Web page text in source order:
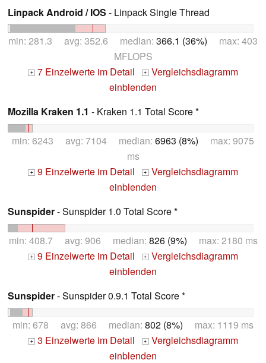
Linpack Android / IOS - Linpack Single Thread
min: 281.3 avg: 352.6 median: 366.1 (36%) max: 403
MFLOPS
+ 7 Einzelwerte im Detail + Vergleichsdiagramm
einblenden
Mozilla Kraken 1.1 - Kraken 1.1 Total Score *
min: 6243 avg: 7104 median: 6963 (8%) max: 9075
ms
+ 9 Einzelwerte im Detail + Vergleichsdiagramm
einblenden
Sunspider- Sunspider 1.0 Total Score *
min: 408.7 avg: 906 median: 826 (9%) max: 2180 ms
+ 9 Einzelwerte im Detail + Vergleichsdiagramm
einblenden
Sunspider- Sunspider 0.9.1 Total Score *
min: 678 avg: 866 median: 802 (8%) max: 1119 ms
+ 3 Einzelwerte im Detail + Vergleichsdiagramm
einblenden